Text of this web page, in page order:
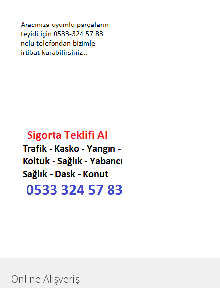
Online Alışveriş